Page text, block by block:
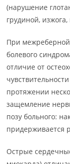
(нарушение
грудиной,
При
болевого
отличие от
протяжении
защемление
позу больного:
придерживается
Острые